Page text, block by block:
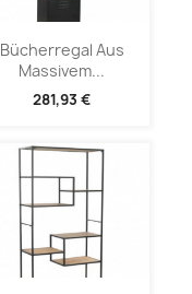
Bücherregal Aus
Massivem...
281,93 €